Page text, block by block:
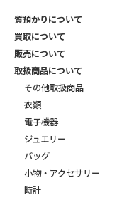
質預かりについて
買取について
販売について
取扱商品について
その他取扱商品
衣類
電子機器
ジュエリー
バッグ
小物・アクセサリー
時計